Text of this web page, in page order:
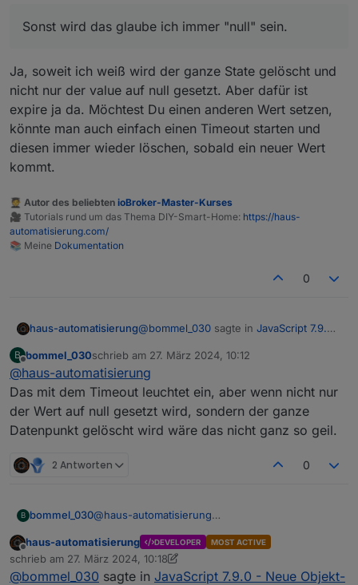
Issue ist erstellt.
https://github.com/ioBroker/ioBroker.javascript/is
Sonst wird das glaube ich immer "null" sein.
Ja, soweit ich weiß wird der ganze State gelöscht und
nicht nur der value auf null gesetzt. Aber dafür ist
expire ja da. Möchtest Du einen anderen Wert setzen,
könnte man auch einfach einen Timeout starten und
diesen immer wieder löschen, sobald ein neuer Wert
kommt.
🧑‍🎓 Autor des beliebten ioBroker-Master-Kurses
🎥 Tutorials rund um das Thema DIY-Smart-Home: https://haus-
automatisierung.com/
📚 Meine Dokumentation
0
haus-automatisierung@bommel_030 sagte in JavaScript 7.9.0 -
"null" sein.
Ja, soweit ich weiß wird der ganze State
gelöscht und nicht nur der value auf null
gesetzt. Aber dafür ist expire ja da.
setzen, könnte man auch einfach einen
B
Offline
bommel_030schrieb am 27. März 2024, 10:12
zuletzt editiert von
@haus-automatisierung
Das mit dem Timeout leuchtet ein, aber wenn nicht nur
der Wert auf null gesetzt wird, sondern der ganze
Datenpunkt gelöscht wird wäre das nicht ganz so geil.
2 Antworten 0
B bommel_030@haus-automatisierung
nicht nur der Wert auf null gesetzt wird, sondern
der ganze Datenpunkt gelöscht wird wäre das
nicht ganz so geil.
Offline
haus-automatisierung DEVELOPER MOST ACTIVE
schrieb am 27. März 2024, 10:18
zuletzt editiert von haus-automatisierung
@bommel_030 sagte in JavaScript 7.9.0 - Neue Objekt-